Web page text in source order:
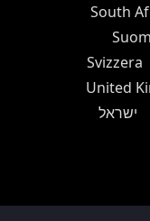
South
Svizzera
United
ישראל